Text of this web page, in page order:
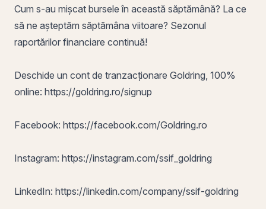
Cum s-au mișcat bursele în această săptămână? La ce
să ne așteptăm săptămâna viitoare? Sezonul
raportărilor financiare continuă!
Deschide un cont de tranzacționare Goldring, 100%
online: https://goldring.ro/signup
Facebook: https://facebook.com/Goldring.ro
Instagram: https://instagram.com/ssif_goldring
LinkedIn: https://linkedin.com/company/ssif-goldring